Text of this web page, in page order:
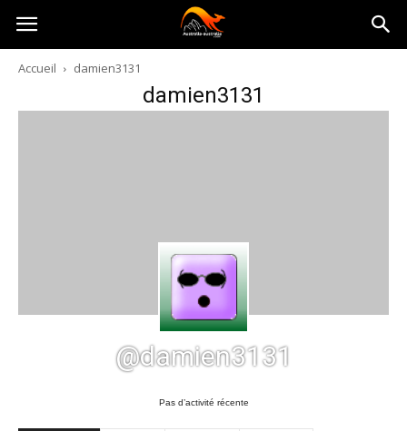
Australia-
australie.com
Accueil damien3131
damien3131
@damien3131
Pas d’activité récente